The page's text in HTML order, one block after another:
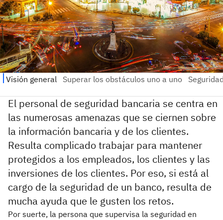
El personal de seguridad bancaria se centra en
las numerosas amenazas que se ciernen sobre
la información bancaria y de los clientes.
Resulta complicado trabajar para mantener
protegidos a los empleados, los clientes y las
inversiones de los clientes. Por eso, si está al
cargo de la seguridad de un banco, resulta de
mucha ayuda que le gusten los retos.
Por suerte, la persona que supervisa la seguridad en